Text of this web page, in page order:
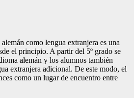
como lengua extranjera es una
el principio. A partir del 5º grado se
alemán y los alumnos también
extranjera adicional. De este modo, el
como un lugar de encuentro entre